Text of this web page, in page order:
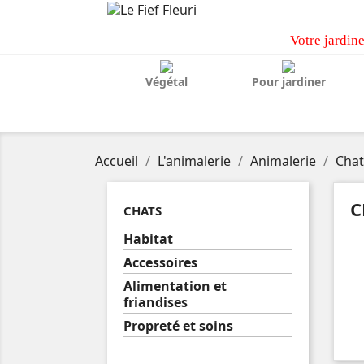
Votre
Végétal Pour jardiner
Accueil L'animalerie Animalerie
CHATS
Habitat
Accessoires
Alimentation et
friandises
Propreté et soins